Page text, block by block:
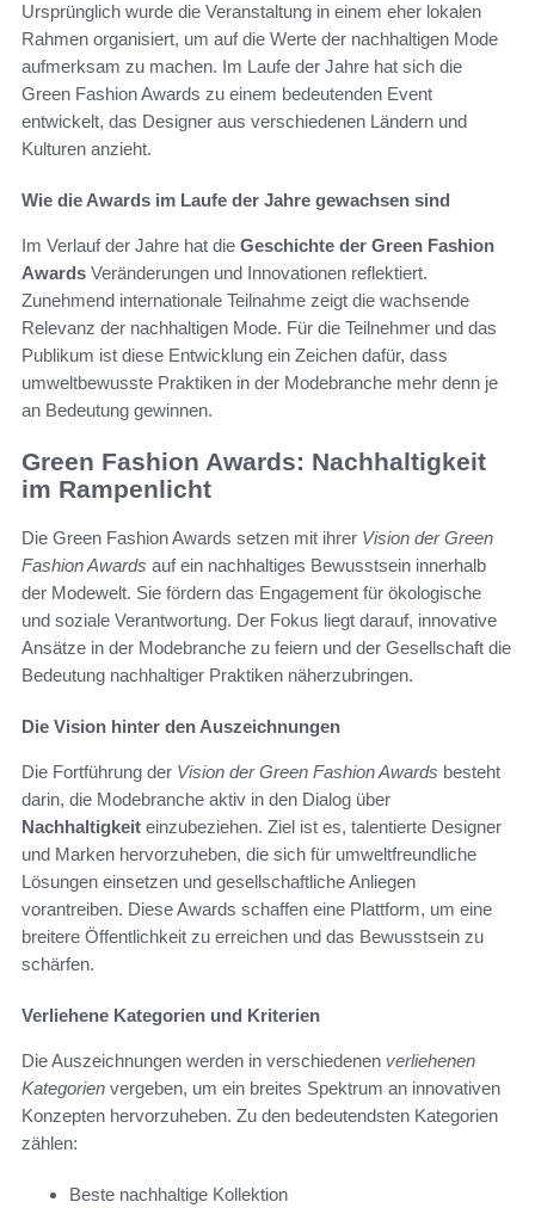
Ursprünglich wurde die Veranstaltung in einem eher lokalen
Rahmen organisiert, um auf die Werte der nachhaltigen Mode
aufmerksam zu machen. Im Laufe der Jahre hat sich die
Green Fashion Awards zu einem bedeutenden Event
entwickelt, das Designer aus verschiedenen Ländern und
Kulturen anzieht.
Wie die Awards im Laufe der Jahre gewachsen sind
Im Verlauf der Jahre hat die Geschichte der Green Fashion
Awards Veränderungen und Innovationen reflektiert.
Zunehmend internationale Teilnahme zeigt die wachsende
Relevanz der nachhaltigen Mode. Für die Teilnehmer und das
Publikum ist diese Entwicklung ein Zeichen dafür, dass
umweltbewusste Praktiken in der Modebranche mehr denn je
an Bedeutung gewinnen.
Green Fashion Awards: Nachhaltigkeit
im Rampenlicht
Die Green Fashion Awards setzen mit ihrer Vision der Green
Fashion Awards auf ein nachhaltiges Bewusstsein innerhalb
der Modewelt. Sie fördern das Engagement für ökologische
und soziale Verantwortung. Der Fokus liegt darauf, innovative
Ansätze in der Modebranche zu feiern und der Gesellschaft die
Bedeutung nachhaltiger Praktiken näherzubringen.
Die Vision hinter den Auszeichnungen
Die Fortführung der Vision der Green Fashion Awards besteht
darin, die Modebranche aktiv in den Dialog über
Nachhaltigkeit einzubeziehen. Ziel ist es, talentierte Designer
und Marken hervorzuheben, die sich für umweltfreundliche
Lösungen einsetzen und gesellschaftliche Anliegen
vorantreiben. Diese Awards schaffen eine Plattform, um eine
breitere Öffentlichkeit zu erreichen und das Bewusstsein zu
schärfen.
Verliehene Kategorien und Kriterien
Die Auszeichnungen werden in verschiedenen verliehenen
Kategorien vergeben, um ein breites Spektrum an innovativen
Konzepten hervorzuheben. Zu den bedeutendsten Kategorien
zählen:
Beste nachhaltige Kollektion